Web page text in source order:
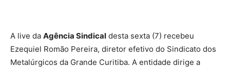
A live da Agência Sindical desta sexta (7) recebeu
Ezequiel Romão Pereira, diretor efetivo do Sindicato dos
Metalúrgicos da Grande Curitiba. A entidade dirige a